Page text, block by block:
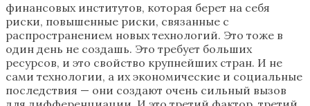
финансовых институтов, которая берет на себя
риски, повышенные риски, связанные с
распространением новых технологий. Это тоже в
один день не создашь. Это требует больших
ресурсов, и это свойство крупнейших стран. И не
сами технологии, а их экономические и социальные
последствия — они создают очень сильный вызов